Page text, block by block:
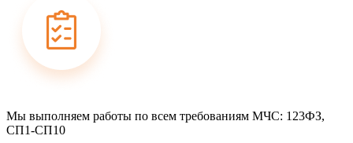
Мы выполняем работы по всем требованиям МЧС: 123ФЗ,
СП1-СП10